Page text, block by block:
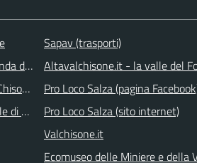
di Torino
e Germanasca
di Collegno e Pinerolo
Sapav (trasporti)
Altavalchisone.it - la valle del
Pro Loco Salza (pagina
Pro Loco Salza (sito internet)
Valchisone.it
Ecomuseo delle Miniere e della